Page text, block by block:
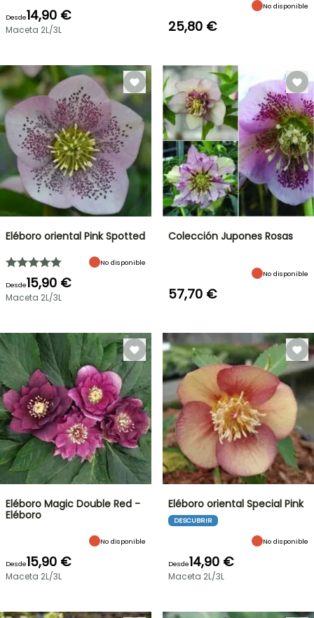
Desde14,90 €
Maceta 2L/3L
No disponible
25,80 €
Eléboro oriental Pink Spotted
No disponible
Desde15,90 €
Maceta 2L/3L
Colección Jupones Rosas
No disponible
57,70 €
Eléboro Magic Double Red -
Eléboro
No disponible
Desde15,90 €
Maceta 2L/3L
Eléboro oriental Special Pink
DESCUBRIR
No disponible
Desde14,90 €
Maceta 2L/3L